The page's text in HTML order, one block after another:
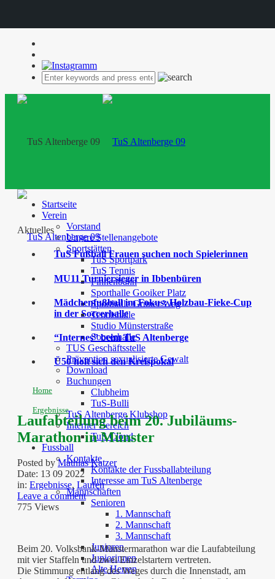
Startseite
Verein
Vorstand
Unsere Stellenangebote
Sportstätten
TuS Sportpark
TuS Tennis
Finnenbahn
Sporthalle Gooiker Platz
Sporthalle Grüner Weg
Tennishalle
Studio Münsterstraße
Soccerhalle
TUS Geschäftsstelle
Prävention sexualisierte Gewalt
Download
Buchungen
Clubheim
TuS-Bulli
TuS Altenberge Klubshop
Interner Bereich
TuS Cloud
Fussball
Kontakte
Kontakte der Fussballabteilung
Interesse am TuS Altenberge
Mannschaften
Senioren
1. Mannschaft
2. Mannschaft
3. Mannschaft
Junioren
Juniorinnen
Alte Herren
Aktuelles
TuS Fußball Frauen suchen noch Spielerinnen
MU11 Turniersieger in Ibbenbüren
Mädchenfußball im Fokus: Holzbau-Fieke-Cup
in der Soccerhalle
“Internes” beim TuS Altenberge
Ü50 holt sich den Kreispokal
Home
Ergebnisse
Laufabteilung beim 20. Jubiläums-
Marathon in Münster
Posted byMathias Katzer
Date: 13 09 2022
in: Ergebnisse, Laufen
Leave a comment
775 Views
Beim 20. Volksbank-Münstermarathon war die Laufabteilung
mit vier Staffeln und zwei Einzelstartern vertreten.
Die Stimmung entlang des Weges durch die Innenstadt, am